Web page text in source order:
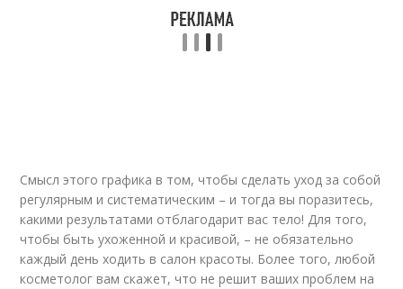
Смысл этого графика в том, чтобы сделать уход за собой
регулярным и систематическим – и тогда вы поразитесь,
какими результатами отблагодарит вас тело! Для того,
чтобы быть ухоженной и красивой, – не обязательно
каждый день ходить в салон красоты. Более того, любой
косметолог вам скажет, что не решит ваших проблем на